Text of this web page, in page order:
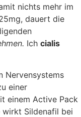
nichts mehr im
dauert die
Ich cialis
Nervensystems
einer
einem Active Pack
wirkt Sildenafil bei